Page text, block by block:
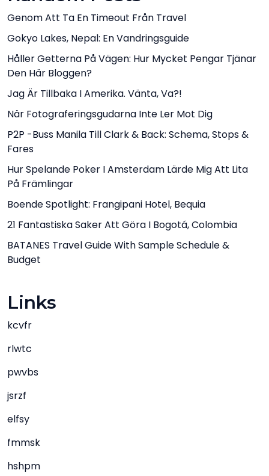
Genom Att Ta En Timeout Från Travel
Gokyo Lakes, Nepal: En Vandringsguide
Håller Getterna På Vägen: Hur Mycket Pengar Tjänar
Den Här Bloggen?
Jag Är Tillbaka I Amerika. Vänta, Va?!
När Fotograferingsgudarna Inte Ler Mot Dig
P2P -buss Manila Till Clark & ​​Back: Schema, Stops &
Fares
Hur Spelande Poker I Amsterdam Lärde Mig Att Lita
På Främlingar
Boende Spotlight: Frangipani Hotel, Bequia
21 Fantastiska Saker Att Göra I Bogotá, Colombia
BATANES Travel Guide With Sample Schedule &
Budget
Links
kcvfr
rlwtc
pwvbs
jsrzf
elfsy
fmmsk
hshpm